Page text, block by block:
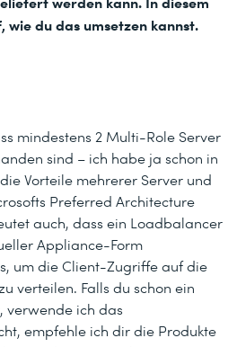
du das umsetzen kannst.
mindestens 2 Multi-Role Server
sind – ich habe ja schon in
Vorteile mehrerer Server und
Preferred Architecture
auch, dass ein Loadbalancer
Appliance-Form
um die Client-Zugriffe auf die
verteilen. Falls du schon ein
verwende ich das
empfehle ich dir die Produkte